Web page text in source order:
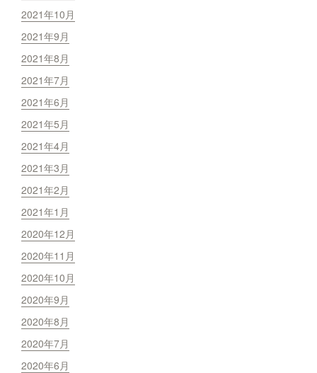
2021年10月
2021年9月
2021年8月
2021年7月
2021年6月
2021年5月
2021年4月
2021年3月
2021年2月
2021年1月
2020年12月
2020年11月
2020年10月
2020年9月
2020年8月
2020年7月
2020年6月